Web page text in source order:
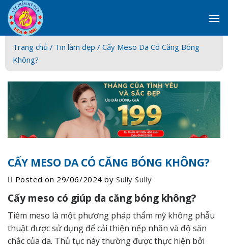
Skip
to
content
Trang chủ / Tin làm đẹp / Cấy Meso Da Có Căng Bóng
Không?
CẤY MESO DA CÓ CĂNG BÓNG KHÔNG?
Posted on 29/06/2024 bySully Sully
Cấy meso có giúp da căng bóng không?
Tiêm meso là một phương pháp thẩm mỹ không phẫu
thuật được sử dụng để cải thiện nếp nhăn và độ săn
chắc của da. Thủ tục này thường được thực hiện bởi